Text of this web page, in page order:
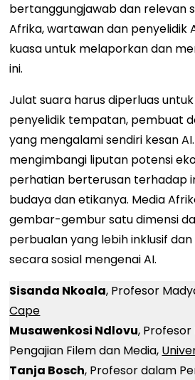
bertanggungjawab dan relevan
Afrika, wartawan dan penyelidik
kuasa untuk melaporkan dan
ini.
Julat suara harus diperluas
penyelidik tempatan, pembuat
yang mengalami sendiri kesan
mengimbangi liputan potensi
perhatian berterusan terhadap
budaya dan etikanya. Media
gembar-gembur satu dimensi
perbualan yang lebih inklusif
secara sosial mengenai AI.
Sisanda Nkoala, Profesor
Cape
Musawenkosi Ndlovu, Profesor
Pengajian Filem dan Media,
Tanja Bosch, Profesor dalam